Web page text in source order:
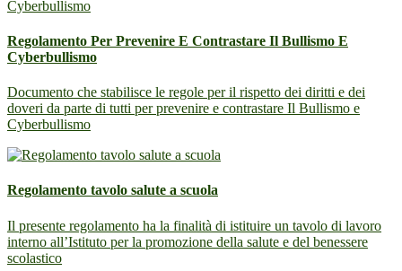
Regolamento Per Prevenire E Contrastare Il Bullismo E
Cyberbullismo
Documento che stabilisce le regole per il rispetto dei diritti e dei
doveri da parte di tutti per prevenire e contrastare Il Bullismo e
Cyberbullismo
Regolamento tavolo salute a scuola
Il presente regolamento ha la finalità di istituire un tavolo di lavoro
interno all’Istituto per la promozione della salute e del benessere
scolastico